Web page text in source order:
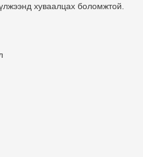
хуваалцах боломжтой.